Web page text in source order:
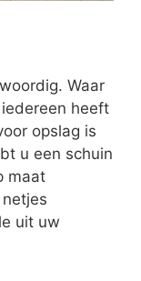
Waar
heeft
opslag is
u een schuin
maat
uit uw